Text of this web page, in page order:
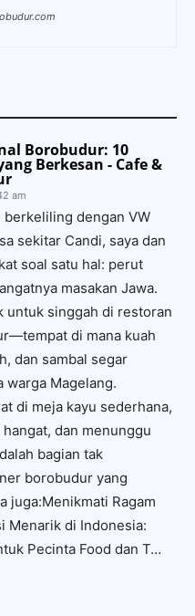
Borobudur: 10
Berkesan - Cafe &
am
dengan VW
sekitar Candi, saya dan
soal satu hal: perut
masakan Jawa.
untuk singgah di restoran
di mana kuah
dan sambal segar
warga Magelang.
di meja kayu sederhana,
dan menunggu
bagian tak
borobudur yang
juga:Menikmati Ragam
Menarik di Indonesia:
Pecinta Food dan T…